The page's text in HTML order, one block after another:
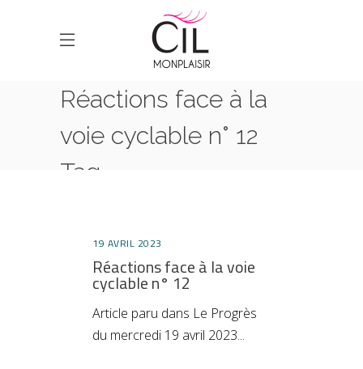
Réactions face à la
voie cyclable n° 12
Tag
19 AVRIL 2023
Réactions face à la voie
cyclable n° 12
Article paru dans Le Progrès
du mercredi 19 avril 2023